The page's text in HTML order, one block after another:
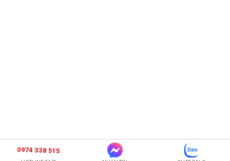
0974 338 515